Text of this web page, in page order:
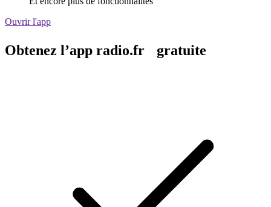
Ouvrir l'app
Obtenez l’app radio.fr gratuite